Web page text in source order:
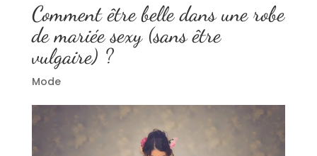
Comment être belle dans une robe
de mariée sexy (sans être
vulgaire) ?
Mode